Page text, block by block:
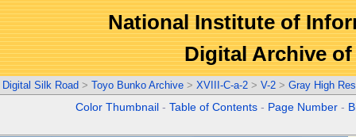
National Institute of
Digital Archive
Digital Silk Road > Toyo Bunko Archive > XVIII-C-a-2 > V-2 > Gray High
Color Thumbnail -Table of Contents - Page Number -